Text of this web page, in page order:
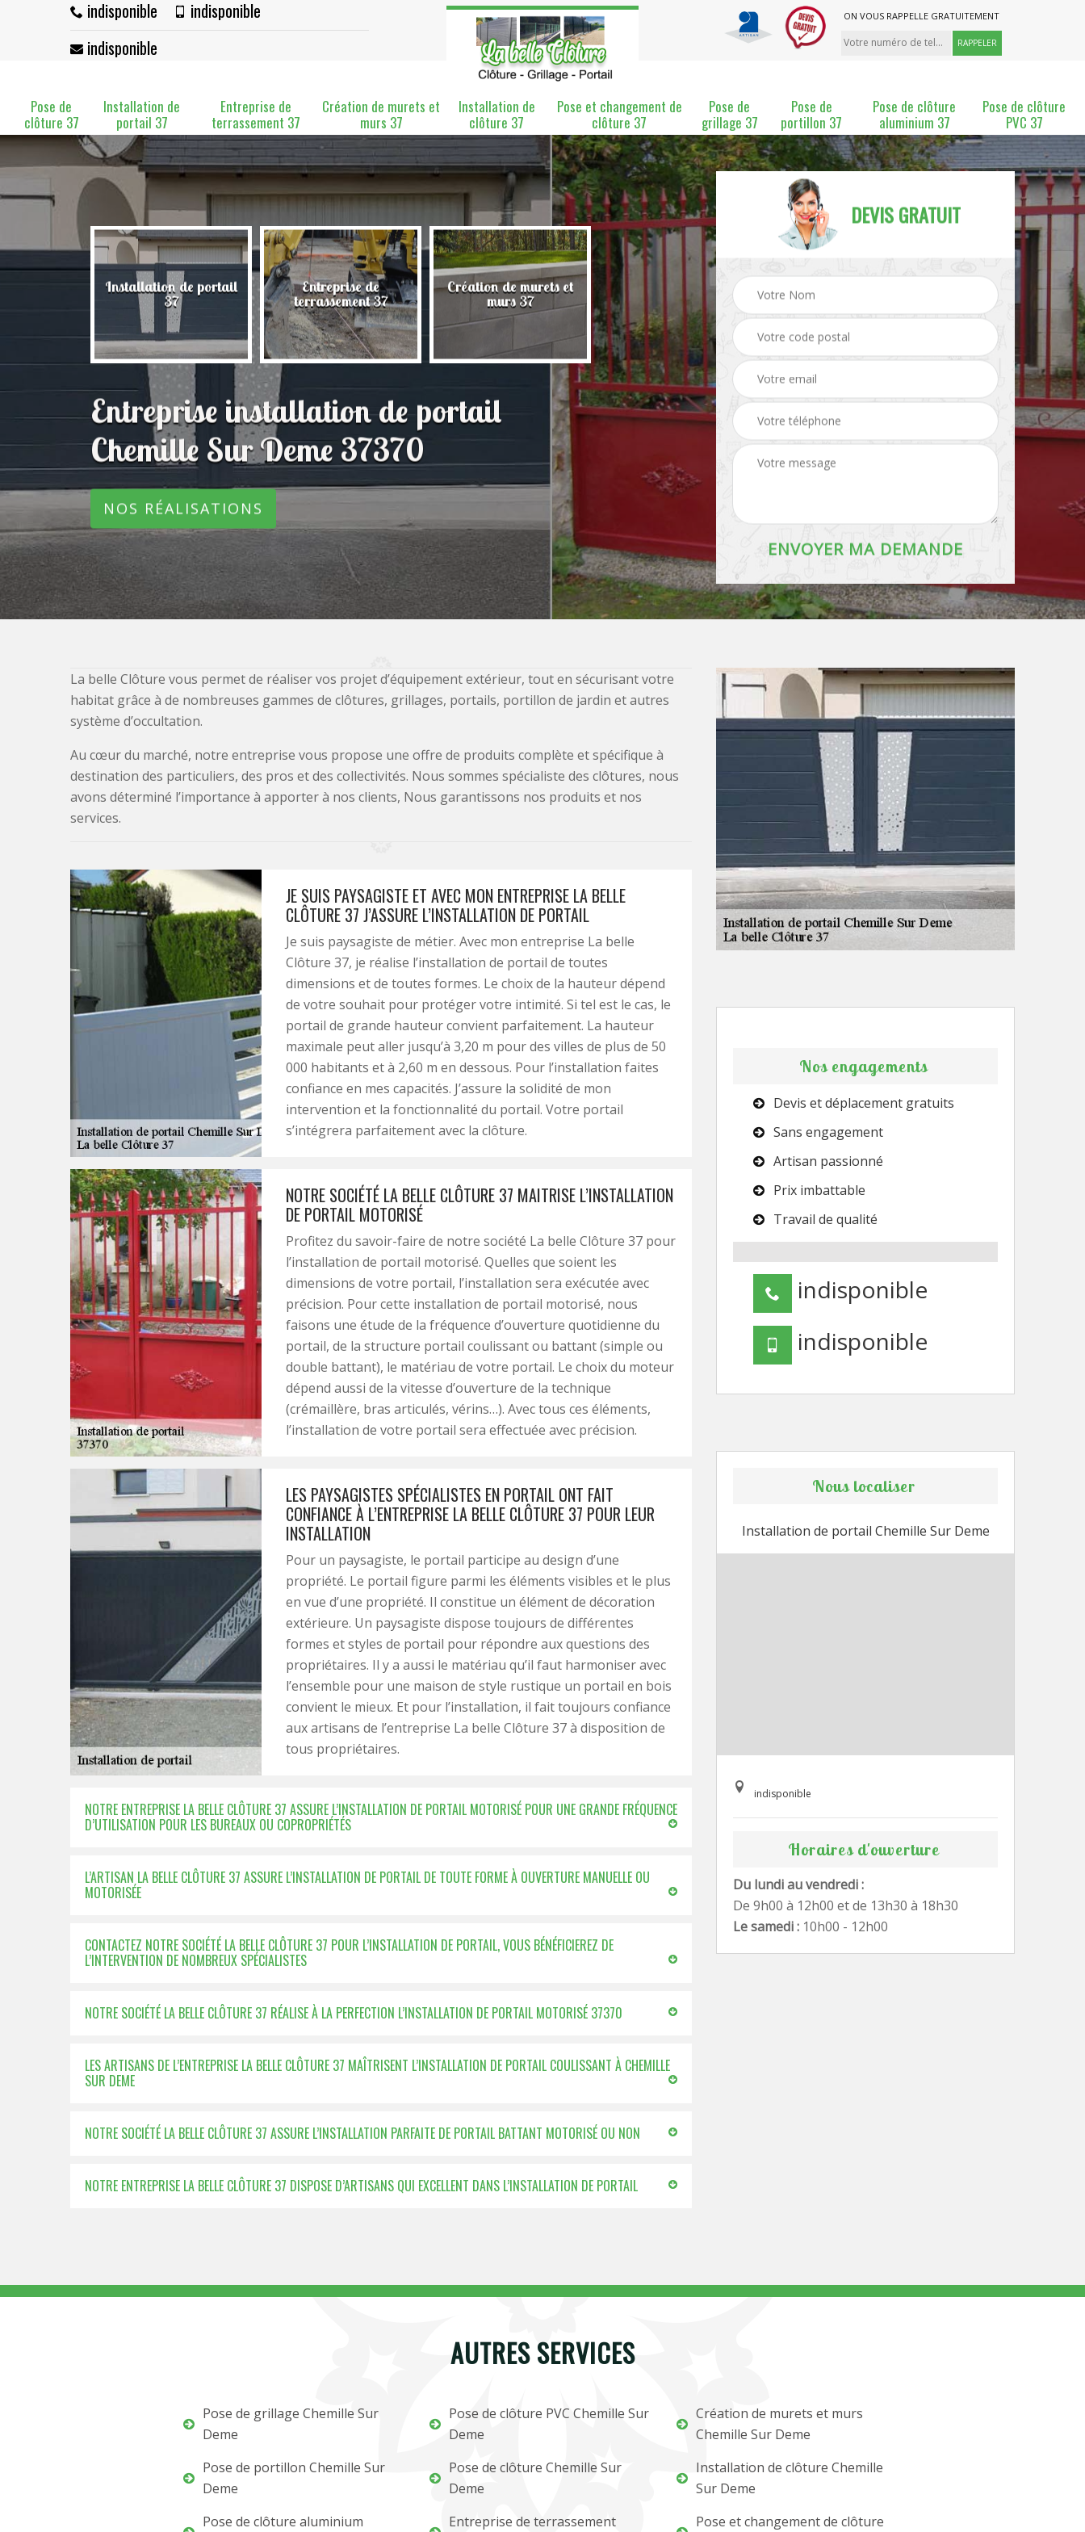
indisponible
indisponible
indisponible
ON VOUS RAPPELLE GRATUITEMENT
Pose de
clôture 37
Installation de
portail 37
Entreprise de
terrassement 37
Création de murets et
murs 37
Installation de
clôture 37
Pose et changement de
clôture 37
Pose de
grillage 37
Pose de
portillon 37
Pose de clôture
aluminium 37
Pose de clôture
PVC 37
Installation de portail
37
Entreprise de
terrassement 37
Création de murets et
murs 37
Installation de clôture
37
Pose et changement de Pose de grillage 37
Entreprise installation de portail
Chemille Sur Deme 37370
NOS RÉALISATIONS
DEVIS GRATUIT
La belle Clôture vous permet de réaliser vos projet d’équipement extérieur, tout en sécurisant votre
habitat grâce à de nombreuses gammes de clôtures, grillages, portails, portillon de jardin et autres
système d’occultation.
Au cœur du marché, notre entreprise vous propose une offre de produits complète et spécifique à
destination des particuliers, des pros et des collectivités. Nous sommes spécialiste des clôtures, nous
avons déterminé l’importance à apporter à nos clients, Nous garantissons nos produits et nos
services.
JE SUIS PAYSAGISTE ET AVEC MON ENTREPRISE LA BELLE
CLÔTURE 37 J’ASSURE L’INSTALLATION DE PORTAIL
Je suis paysagiste de métier. Avec mon entreprise La belle
Clôture 37, je réalise l’installation de portail de toutes
dimensions et de toutes formes. Le choix de la hauteur dépend
de votre souhait pour protéger votre intimité. Si tel est le cas, le
portail de grande hauteur convient parfaitement. La hauteur
maximale peut aller jusqu’à 3,20 m pour des villes de plus de 50
000 habitants et à 2,60 m en dessous. Pour l’installation faites
confiance en mes capacités. J’assure la solidité de mon
intervention et la fonctionnalité du portail. Votre portail
s’intégrera parfaitement avec la clôture.
NOTRE SOCIÉTÉ LA BELLE CLÔTURE 37 MAITRISE L’INSTALLATION
DE PORTAIL MOTORISÉ
Profitez du savoir-faire de notre société La belle Clôture 37 pour
l’installation de portail motorisé. Quelles que soient les
dimensions de votre portail, l’installation sera exécutée avec
précision. Pour cette installation de portail motorisé, nous
faisons une étude de la fréquence d’ouverture quotidienne du
portail, de la structure portail coulissant ou battant (simple ou
double battant), le matériau de votre portail. Le choix du moteur
dépend aussi de la vitesse d’ouverture de la technique
(crémaillère, bras articulés, vérins…). Avec tous ces éléments,
l’installation de votre portail sera effectuée avec précision.
LES PAYSAGISTES SPÉCIALISTES EN PORTAIL ONT FAIT
CONFIANCE À L’ENTREPRISE LA BELLE CLÔTURE 37 POUR LEUR
INSTALLATION
Pour un paysagiste, le portail participe au design d’une
propriété. Le portail figure parmi les éléments visibles et le plus
en vue d’une propriété. Il constitue un élément de décoration
extérieure. Un paysagiste dispose toujours de différentes
formes et styles de portail pour répondre aux questions des
propriétaires. Il y a aussi le matériau qu’il faut harmoniser avec
l’ensemble pour une maison de style rustique un portail en bois
convient le mieux. Et pour l’installation, il fait toujours confiance
aux artisans de l’entreprise La belle Clôture 37 à disposition de
tous propriétaires.
NOTRE ENTREPRISE LA BELLE CLÔTURE 37 ASSURE L’INSTALLATION DE PORTAIL MOTORISÉ POUR UNE GRANDE FRÉQUENCE
D’UTILISATION POUR LES BUREAUX OU COPROPRIÉTÉS
L’ARTISAN LA BELLE CLÔTURE 37 ASSURE L’INSTALLATION DE PORTAIL DE TOUTE FORME À OUVERTURE MANUELLE OU
MOTORISÉE
CONTACTEZ NOTRE SOCIÉTÉ LA BELLE CLÔTURE 37 POUR L’INSTALLATION DE PORTAIL, VOUS BÉNÉFICIEREZ DE
L’INTERVENTION DE NOMBREUX SPÉCIALISTES
NOTRE SOCIÉTÉ LA BELLE CLÔTURE 37 RÉALISE À LA PERFECTION L’INSTALLATION DE PORTAIL MOTORISÉ 37370
LES ARTISANS DE L’ENTREPRISE LA BELLE CLÔTURE 37 MAÎTRISENT L’INSTALLATION DE PORTAIL COULISSANT À CHEMILLE
SUR DEME
NOTRE SOCIÉTÉ LA BELLE CLÔTURE 37 ASSURE L’INSTALLATION PARFAITE DE PORTAIL BATTANT MOTORISÉ OU NON
NOTRE ENTREPRISE LA BELLE CLÔTURE 37 DISPOSE D’ARTISANS QUI EXCELLENT DANS L’INSTALLATION DE PORTAIL
Nos engagements
Devis et déplacement gratuits
Sans engagement
Artisan passionné
Prix imbattable
Travail de qualité
indisponible
indisponible
Nous localiser
Installation de portail Chemille Sur Deme
indisponible
Horaires d'ouverture
Du lundi au vendredi :
De 9h00 à 12h00 et de 13h30 à 18h30
Le samedi : 10h00 - 12h00
AUTRES SERVICES
Pose de grillage Chemille Sur
Deme
Pose de portillon Chemille Sur
Deme
Pose de clôture aluminium
Pose de clôture PVC Chemille Sur
Deme
Pose de clôture Chemille Sur
Deme
Entreprise de terrassement
Création de murets et murs
Chemille Sur Deme
Installation de clôture Chemille
Sur Deme
Pose et changement de clôture